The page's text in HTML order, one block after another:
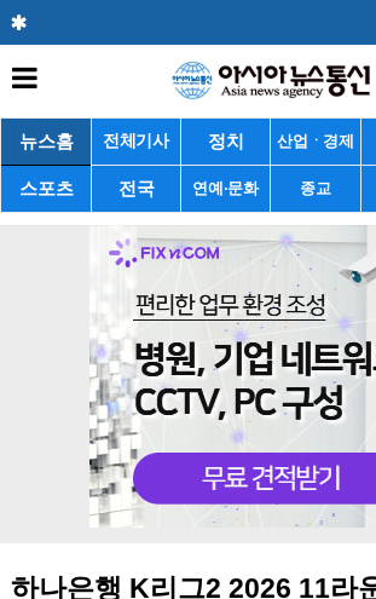
뉴스홈 전체기사 정치 산업ㆍ경제
스포츠 전국 연예·문화 종교
하나은행 K리그2 2026 11라